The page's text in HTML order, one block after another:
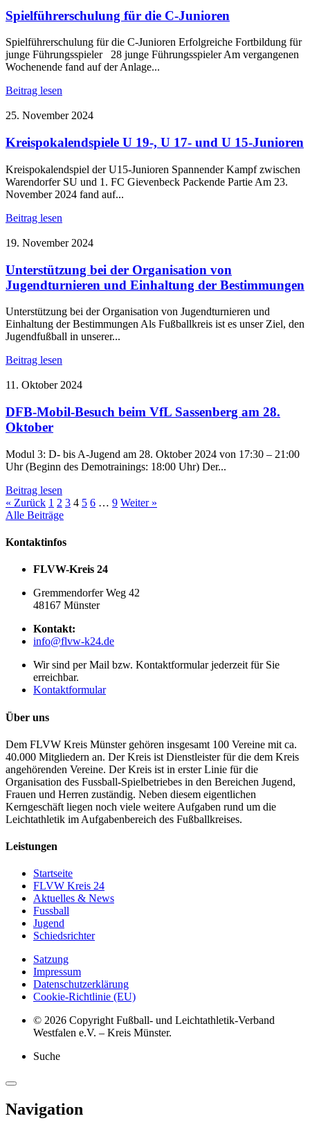
Spielführerschulung für die C-Junioren
Spielführerschulung für die C-Junioren Erfolgreiche Fortbildung für
junge Führungsspieler 28 junge Führungsspieler Am vergangenen
Wochenende fand auf der Anlage...
Beitrag lesen
25. November 2024
Kreispokalendspiele U 19-, U 17- und U 15-Junioren
Kreispokalendspiel der U15-Junioren Spannender Kampf zwischen
Warendorfer SU und 1. FC Gievenbeck Packende Partie Am 23.
November 2024 fand auf...
Beitrag lesen
19. November 2024
Unterstützung bei der Organisation von
Jugendturnieren und Einhaltung der Bestimmungen
Unterstützung bei der Organisation von Jugendturnieren und
Einhaltung der Bestimmungen Als Fußballkreis ist es unser Ziel, den
Jugendfußball in unserer...
Beitrag lesen
11. Oktober 2024
DFB-Mobil-Besuch beim VfL Sassenberg am 28.
Oktober
Modul 3: D- bis A-Jugend am 28. Oktober 2024 von 17:30 – 21:00
Uhr (Beginn des Demotrainings: 18:00 Uhr) Der...
Beitrag lesen
« Zurück 1 2 3 4 5 6 … 9 Weiter »
Alle Beiträge
Kontaktinfos
FLVW-Kreis 24
Gremmendorfer Weg 42
48167 Münster
Kontakt:
info@flvw-k24.de
Wir sind per Mail bzw. Kontaktformular jederzeit für Sie
erreichbar.
Kontaktformular
Über uns
Dem FLVW Kreis Münster gehören insgesamt 100 Vereine mit ca.
40.000 Mitgliedern an. Der Kreis ist Dienstleister für die dem Kreis
angehörenden Vereine. Der Kreis ist in erster Linie für die
Organisation des Fussball-Spielbetriebes in den Bereichen Jugend,
Frauen und Herren zuständig. Neben diesem eigentlichen
Kerngeschäft liegen noch viele weitere Aufgaben rund um die
Leichtathletik im Aufgabenbereich des Fußballkreises.
Leistungen
Startseite
FLVW Kreis 24
Aktuelles & News
Fussball
Jugend
Schiedsrichter
Satzung
Impressum
Datenschutzerklärung
Cookie-Richtlinie (EU)
© 2026 Copyright Fußball- und Leichtathletik-Verband
Westfalen e.V. – Kreis Münster.
Suche
Navigation